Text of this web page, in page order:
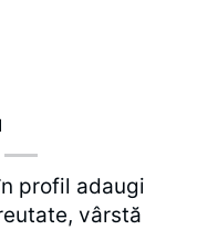
profil adaugi
vârstă